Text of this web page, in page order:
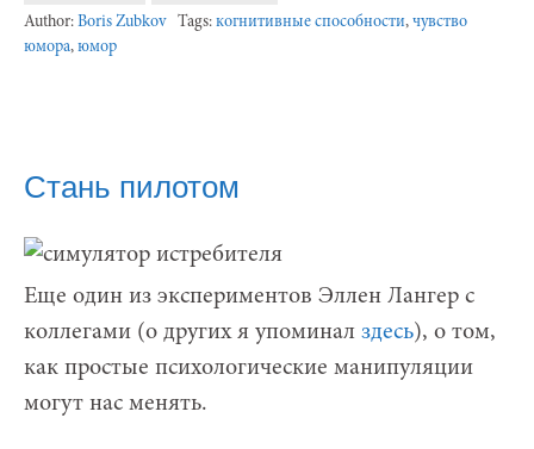
Author: Boris Zubkov Tags: когнитивные способности, чувство
юмора, юмор
Стань пилотом
Еще один из экспериментов Эллен Лангер с
коллегами (о других я упоминал здесь), о том,
как простые психологические манипуляции
могут нас менять.